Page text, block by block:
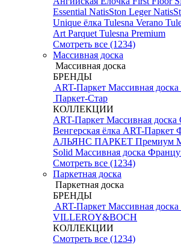
Essential NatisSton Leger
Unique ёлка Tulesna Verano
Art Parquet Tulesna Premium
Смотреть все (1234)
Массивная доска
Массивная доска
БРЕНДЫ
ART-Паркет Массивная доска
Паркет-Стар
КОЛЛЕКЦИИ
ART-Паркет Массивная доска
Венгерская ёлка ART-Паркет
АЛЬЯНС ПАРКЕТ Премиум
Solid Массивная доска
Смотреть все (1234)
Паркетная доска
Паркетная доска
БРЕНДЫ
ART-Паркет Массивная доска
VILLEROY&BOCH
КОЛЛЕКЦИИ
Смотреть все (1234)